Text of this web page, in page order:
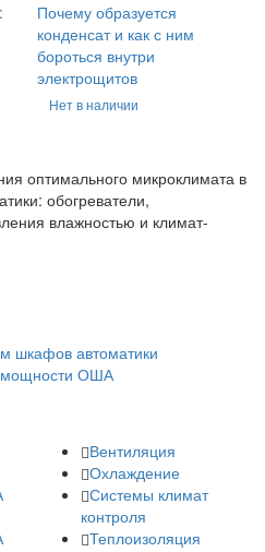
Почему образуется
конденсат и как с ним
бороться внутри
электрощитов
Нет в наличии
оптимального микроклимата в
обогреватели,
влажностью и климат-
шкафов автоматики
мощности ОША
Вентиляция
Охлаждение
Системы климат
контроля
Теплоизоляция